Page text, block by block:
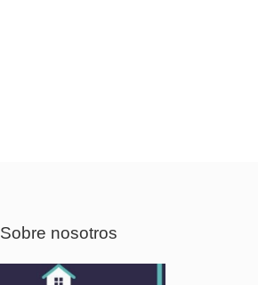
Sobre nosotros